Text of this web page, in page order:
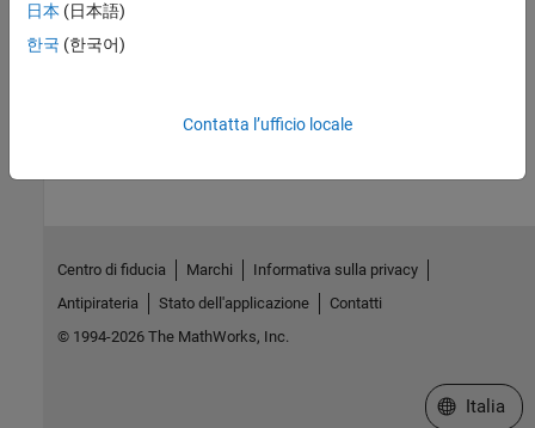
Implement Bootstrap Using Parallel Computing
Speed up the bootstrap using parallel computing.
日本 (日本語)
한국 (한국어)
Contatta l’ufficio locale
Centro di fiducia Marchi
Informativa sulla privacy
Antipirateria
Stato dell'applicazione
Contatti
© 1994-2026 The MathWorks, Inc.
Seleziona
Italia